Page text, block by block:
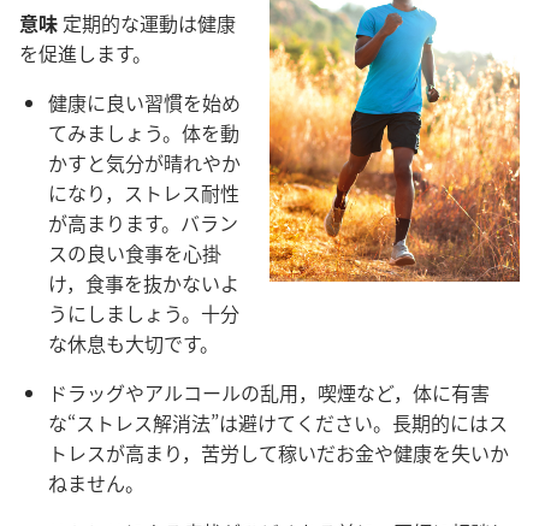
意味 定期的な運動は健康
を促進します。
健康に良い習慣を始め
てみましょう。体を動
かすと気分が晴れやか
になり，ストレス耐性
が高まります。バラン
スの良い食事を心掛
け，食事を抜かないよ
うにしましょう。十分
な休息も大切です。
ドラッグやアルコールの乱用，喫煙など，体に有害
な“ストレス解消法”は避けてください。長期的にはス
トレスが高まり，苦労して稼いだお金や健康を失いか
ねません。